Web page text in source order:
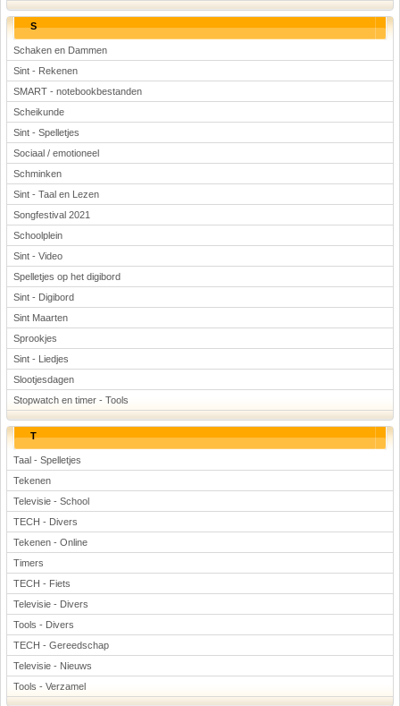
S
Schaken en Dammen
Sint - Rekenen
SMART - notebookbestanden
Scheikunde
Sint - Spelletjes
Sociaal / emotioneel
Schminken
Sint - Taal en Lezen
Songfestival 2021
Schoolplein
Sint - Video
Spelletjes op het digibord
Sint - Digibord
Sint Maarten
Sprookjes
Sint - Liedjes
Slootjesdagen
Stopwatch en timer - Tools
T
Taal - Spelletjes
Tekenen
Televisie - School
TECH - Divers
Tekenen - Online
Timers
TECH - Fiets
Televisie - Divers
Tools - Divers
TECH - Gereedschap
Televisie - Nieuws
Tools - Verzamel